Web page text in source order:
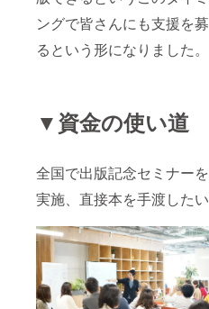
ングで皆さんにも支援を募
るという形になりました。
▼資金の使い道
全国で出版記念セミナーを
実施、直接本を手渡したい